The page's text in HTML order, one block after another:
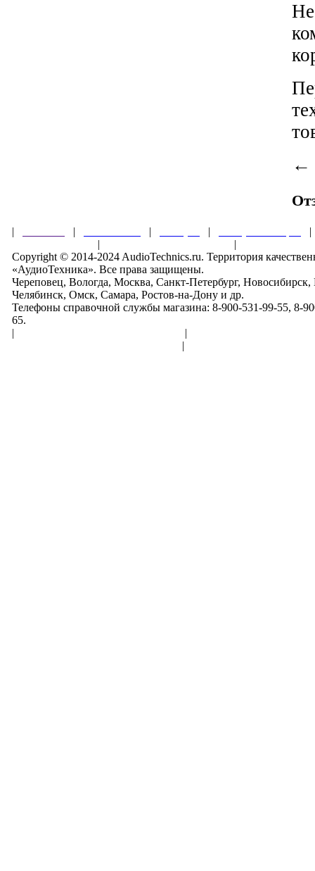
←
| | | |
|
|
Copyright © 2014-2024 AudioTechnics.ru. Территория
«АудиоТехника». Все права защищены.
Череповец, Вологда, Москва, Санкт-Петербург,
Челябинск, Омск, Самара, Ростов-на-Дону и др.
Телефоны справочной службы магазина: 8-900-531-99-55, 8-
65.
|
|
|